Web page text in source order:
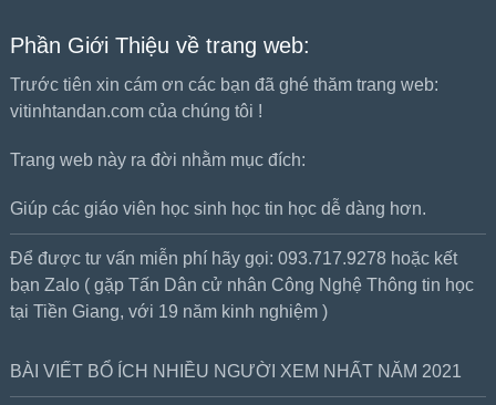
Phần Giới Thiệu về trang web:
Trước tiên xin cám ơn các bạn đã ghé thăm trang web:
vitinhtandan.com của chúng tôi !
Trang web này ra đời nhằm mục đích:
Giúp các giáo viên học sinh học tin học dễ dàng hơn.
Để được tư vấn miễn phí hãy gọi: 093.717.9278 hoặc kết
bạn Zalo ( gặp Tấn Dân cử nhân Công Nghệ Thông tin học
tại Tiền Giang, với 19 năm kinh nghiệm )
BÀI VIẾT BỔ ÍCH NHIỀU NGƯỜI XEM NHẤT NĂM 2021